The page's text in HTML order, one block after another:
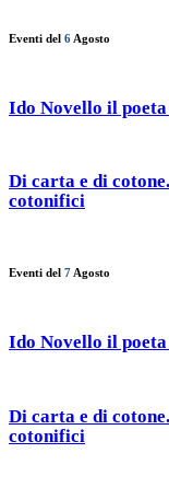
Eventi del 6 Agosto
Ido Novello il
Di carta e di
cotonifici
Eventi del 7 Agosto
Ido Novello il
Di carta e di
cotonifici